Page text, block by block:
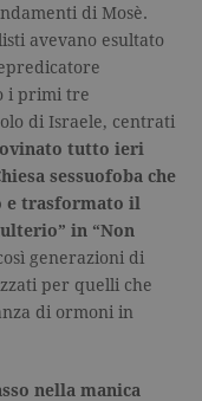
di Mosè.
avevano esultato
i primi tre
di Israele, centrati
tutto ieri
sessuofoba che
e trasformato il
in “Non
generazioni di
per quelli che
di ormoni in
nella manica